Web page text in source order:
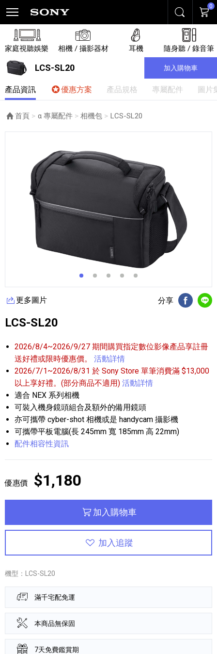
搜尋 購物
0
家庭視聽娛樂 相機 / 攝影器材 耳機 隨身聽 / 錄音筆
LCS-SL20 加入購物車
產品資訊 優惠方案 產品規格 專屬配件 圖片
首頁 α 專屬配件 相機包 目前頁面：
LCS-SL20
更多圖片 分享
FB分享
LCS-SL20
2026/8/4~2026/9/27 期間購買指定數位影像產品享註冊
送好禮或限時優惠價。
活動詳情
2026/7/1~2026/8/31 於 Sony Store 單筆消費滿 $13,000
以上享好禮。(部分商品不適用) 活動詳情
適合 NEX 系列相機
可裝入機身鏡頭組合及額外的備用鏡頭
亦可攜帶 cyber-shot 相機或是 handycam 攝影機
可攜帶平板電腦(長 245mm 寬 185mm 高 22mm)
配件相容性資訊
優惠價 $1,180
加入購物車
加入追蹤
機型：LCS-SL20
滿千宅配免運
本商品無保固
7天免費鑑賞期